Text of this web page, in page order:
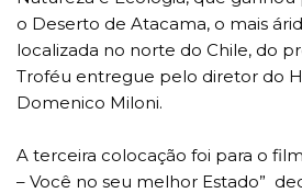
o Deserto de Atacama, o mais
localizada no norte do Chile, do
Troféu entregue pelo diretor do
Domenico Miloni.
A terceira colocação foi para o
– Você no seu melhor Estado”